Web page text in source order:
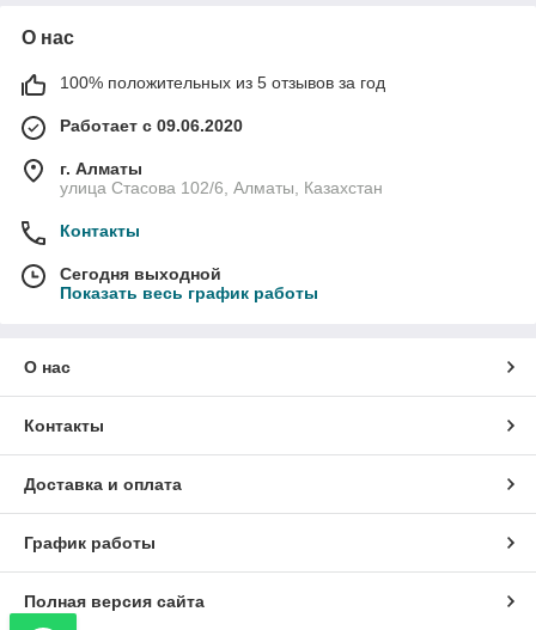
О нас
100% положительных из 5 отзывов за год
Работает с 09.06.2020
г. Алматы
улица Стасова 102/6, Алматы, Казахстан
Контакты
Сегодня выходной
Показать весь график работы
О нас
Контакты
Доставка и оплата
График работы
Полная версия сайта